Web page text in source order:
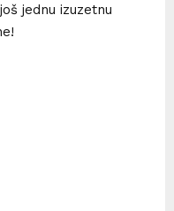
jednu izuzetnu